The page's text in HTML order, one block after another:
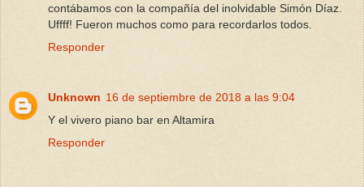
contábamos con la compañía del inolvidable Simón Díaz.
Uffff! Fueron muchos como para recordarlos todos.
Responder
Unknown 16 de septiembre de 2018 a las 9:04
Y el vivero piano bar en Altamira
Responder